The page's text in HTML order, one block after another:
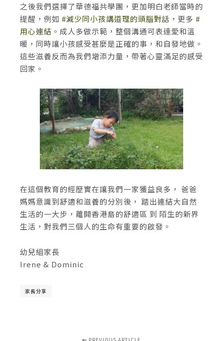
之後我們選擇了華德福共學團，更加明白老師當時的
提醒，例如 #減少同小孩講道理的頭腦對話 ，更多 #
用心連結 。成人多做示範，整個溝通可表達愛和溫
暖，同時讓小孩感受甚麼是正確的事，和自發地做。
這些滋養反而為我們增添力量，帶著心靈滿足的感受
回家。
在這個教育的經歷實在讓我們一家獲益良多， 爸爸
媽媽意識到舒適和滋養的分別後， 踏出連結大自然
生活的一大步，離開香港島的舒適區 到 陌生的新界
生活，對我們三個人的生命有重要的啟發。
幼兒組家長
Irene & Dominic
家長分享